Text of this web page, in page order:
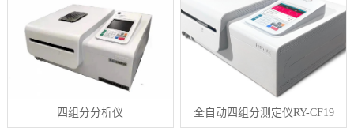
四组分分析仪 全自动四组分测定仪RY-CF19